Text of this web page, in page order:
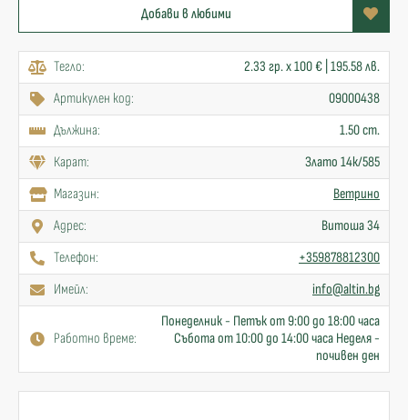
Добави в любими
Тегло:
2.33 гр. x 100 € | 195.58 лв.
Артикулен код:
09000438
Дължина:
1.50 cm.
Карат:
Злато 14к/585
Mагазин:
Ветрино
Адрес:
Витоша 34
Телефон:
+359878812300
Имейл:
info@altin.bg
Работно време:
Понеделник - Петък от 9:00 до 18:00 часа
Събота от 10:00 до 14:00 часа Неделя -
почивен ден